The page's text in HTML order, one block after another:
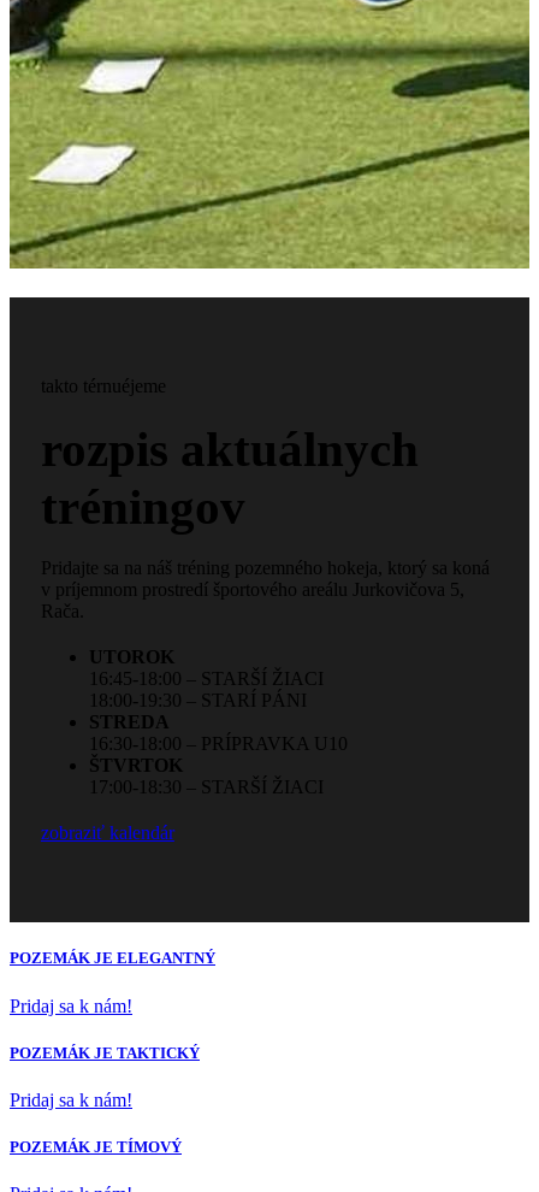
takto térnuéjeme
rozpis aktuálnych
tréningov
Pridajte sa na náš tréning pozemného hokeja, ktorý sa koná
v príjemnom prostredí športového areálu Jurkovičova 5,
Rača.
UTOROK
16:45-18:00 – STARŠÍ ŽIACI
18:00-19:30 – STARÍ PÁNI
STREDA
16:30-18:00 – PRÍPRAVKA U10
ŠTVRTOK
17:00-18:30 – STARŠÍ ŽIACI
zobraziť kalendár
POZEMÁK JE ELEGANTNÝ
Pridaj sa k nám!
POZEMÁK JE TAKTICKÝ
Pridaj sa k nám!
POZEMÁK JE TÍMOVÝ